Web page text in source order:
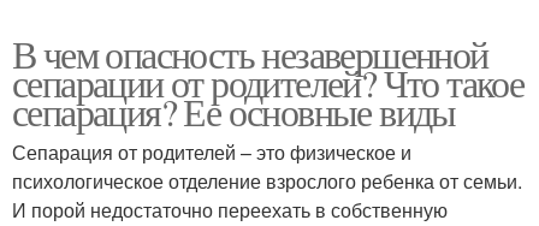
В чем опасность незавершенной
сепарации от родителей? Что такое
сепарация? Ее основные виды
Сепарация от родителей – это физическое и
психологическое отделение взрослого ребенка от семьи.
И порой недостаточно переехать в собственную